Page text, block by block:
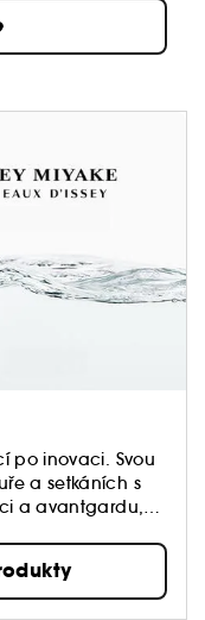
po inovaci. Svou
a setkáních s
a avantgardu,
Miyake
tvůrčího